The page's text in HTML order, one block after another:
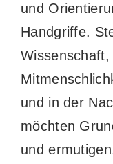
und
Handgriffe.
und in der
möchten
und